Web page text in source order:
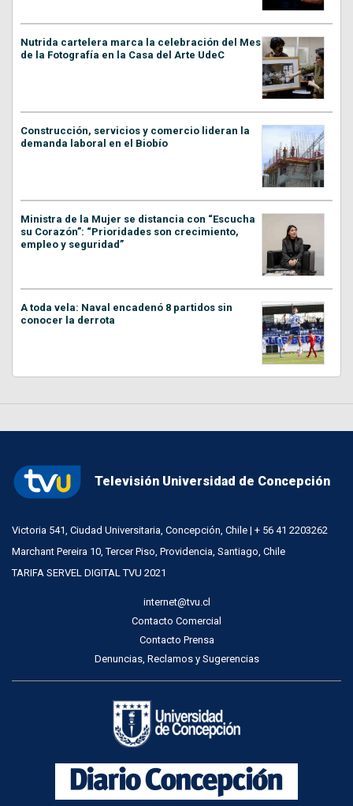
Nutrida cartelera marca la celebración del Mes
de la Fotografía en la Casa del Arte UdeC
Construcción, servicios y comercio lideran la
demanda laboral en el Biobío
Ministra de la Mujer se distancia con “Escucha
su Corazón”: “Prioridades son crecimiento,
empleo y seguridad”
A toda vela: Naval encadenó 8 partidos sin
conocer la derrota
Televisión Universidad de Concepción
Victoria 541, Ciudad Universitaria, Concepción, Chile | + 56 41 2203262
Marchant Pereira 10, Tercer Piso, Providencia, Santiago, Chile
TARIFA SERVEL DIGITAL TVU 2021
internet@tvu.cl
Contacto Comercial
Contacto Prensa
Denuncias, Reclamos y Sugerencias